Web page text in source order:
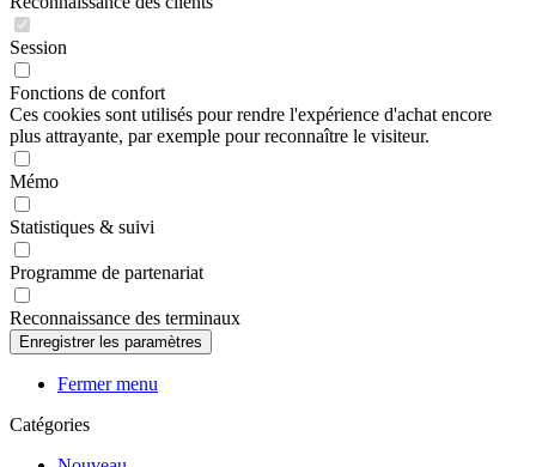
Session
Fonctions de confort
Ces cookies sont utilisés pour rendre l'expérience d'achat encore
plus attrayante, par exemple pour reconnaître le visiteur.
Mémo
Statistiques & suivi
Programme de partenariat
Reconnaissance des terminaux
Fermer menu
Catégories